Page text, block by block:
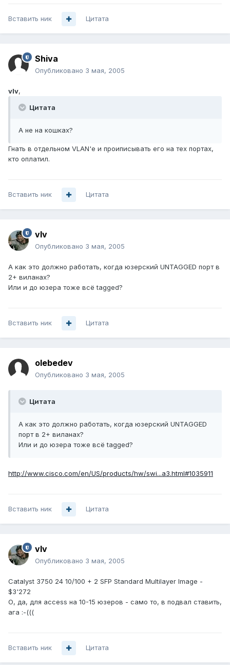
Вставить ник Цитата
Shiva
Опубликовано 3 мая, 2005
vIv,
Цитата
А не на кошках?
Гнать в отдельном VLAN'е и проиписывать его на тех портах,
кто оплатил.
Вставить ник Цитата
vIv
Опубликовано 3 мая, 2005
А как это должно работать, когда юзерский UNTAGGED порт в
2+ виланах?
Или и до юзера тоже всё tagged?
Вставить ник Цитата
olebedev
Опубликовано 3 мая, 2005
Цитата
А как это должно работать, когда юзерский UNTAGGED
порт в 2+ виланах?
Или и до юзера тоже всё tagged?
http://www.cisco.com/en/US/products/hw/swi...a3.html#1035911
Вставить ник Цитата
vIv
Опубликовано 3 мая, 2005
Catalyst 3750 24 10/100 + 2 SFP Standard Multilayer Image -
$3'272
О, да, для access на 10-15 юзеров - само то, в подвал ставить,
ага :-(((
Вставить ник Цитата